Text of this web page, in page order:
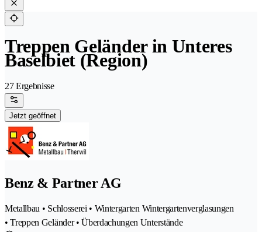
Treppen Geländer in Unteres
Baselbiet (Region)
27 Ergebnisse
Jetzt geöffnet
Benz & Partner AG
Metallbau • Schlosserei • Wintergarten Wintergartenverglasungen
• Treppen Geländer • Überdachungen Unterstände